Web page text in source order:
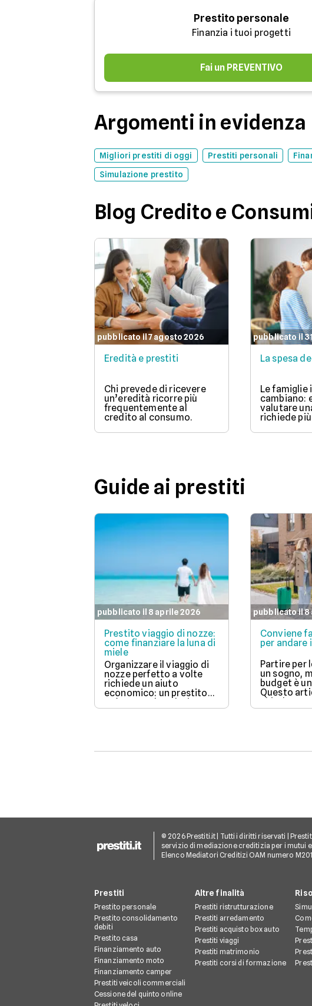
Prestito personale
Finanzia i tuoi progetti
Fai un PREVENTIVO
Argomenti in evidenza
Migliori prestiti di oggi Prestiti personali
Simulazione prestito
Blog Credito e
pubblicato il 7 agosto 2026
Eredità e prestiti
Chi prevede di ricevere
un’eredità ricorre più
frequentemente al
credito al consumo.
pubblicato il
La spesa
Le famiglie
cambiano:
valutare
richiede
Guide ai prestiti
pubblicato il 8 aprile 2026
Prestito viaggio di nozze:
come finanziare la luna di
miele
Organizzare il viaggio di
nozze perfetto a volte
richiede un aiuto
economico: un prestito
può essere la soluzione.
Scopri come funziona,
in realtà senza stress.
pubblicato il 8
Conviene
per andare
Partire per
un sogno,
budget è
Questo
chiedere
viaggiare è
come gli
© 2026 Prestiti.it | Tutti i diritti riservati |
servizio di mediazione creditizia per i mutui
Elenco Mediatori Creditizi OAM numero M201
Prestiti
Prestito personale
Prestito consolidamento
debiti
Prestito casa
Finanziamento auto
Finanziamento moto
Finanziamento camper
Prestiti veicoli commerciali
Cessione del quinto online
Altre finalità
Prestiti ristrutturazione
Prestiti arredamento
Prestiti acquisto box auto
Prestiti viaggi
Prestiti matrimonio
Prestiti corsi di formazione